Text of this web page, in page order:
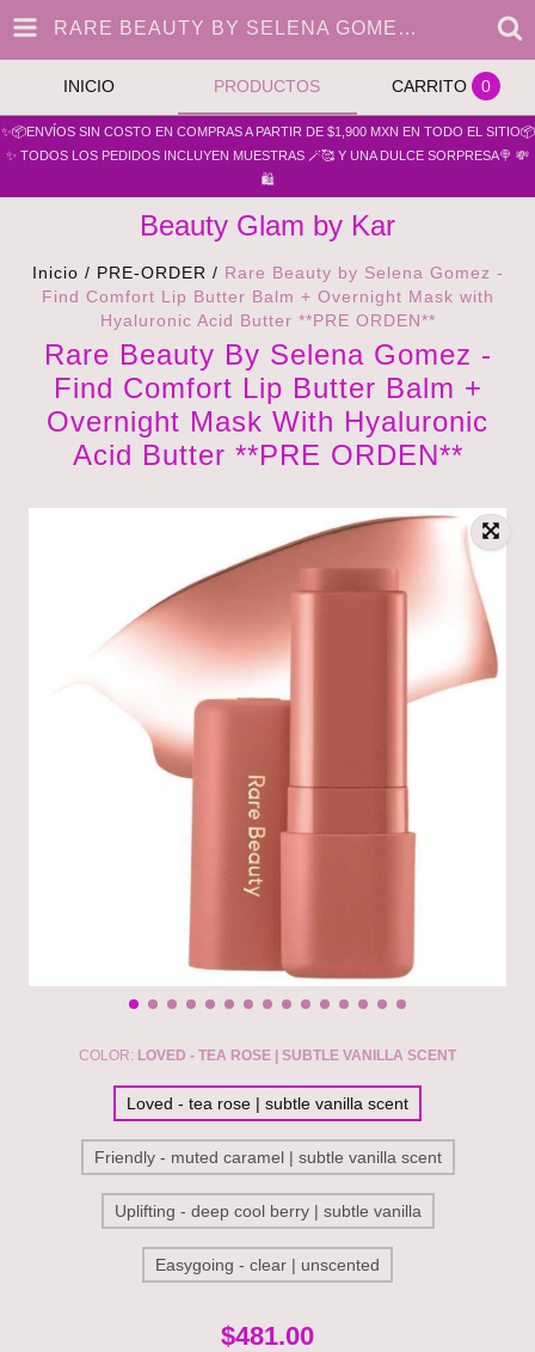
RARE BEAUTY BY SELENA GOMEZ - FIND COMFORT LIP BUTTER BALM + OVERNIGHT MASK WITH HYALURONIC ACID BUTTER **PRE ORDEN**
INICIO PRODUCTOS CARRITO 0
✨📦ENVÍOS SIN COSTO EN COMPRAS A PARTIR DE $1,900 MXN EN TODO EL SITIO📦
✨ TODOS LOS PEDIDOS INCLUYEN MUESTRAS 🪄🥰 Y UNA DULCE SORPRESA🍭 💸
🛍️
Beauty Glam by Kar
Inicio / PRE-ORDER / Rare Beauty by Selena Gomez -
Find Comfort Lip Butter Balm + Overnight Mask with
Hyaluronic Acid Butter **PRE ORDEN**
Rare Beauty By Selena Gomez -
Find Comfort Lip Butter Balm +
Overnight Mask With Hyaluronic
Acid Butter **PRE ORDEN**
COLOR: LOVED - TEA ROSE | SUBTLE VANILLA SCENT
Loved - tea rose | subtle vanilla scent
Friendly - muted caramel | subtle vanilla scent
Uplifting - deep cool berry | subtle vanilla
Easygoing - clear | unscented
$481.00